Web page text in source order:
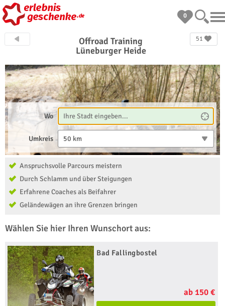
0
51
Offroad Training
Lüneburger Heide
Wo
Umkreis 50 km
Anspruchsvolle Parcours meistern
Durch Schlamm und über Steigungen
Erfahrene Coaches als Beifahrer
Geländewägen an ihre Grenzen bringen
Wählen Sie hier Ihren Wunschort aus:
Bad Fallingbostel
ab 150 €